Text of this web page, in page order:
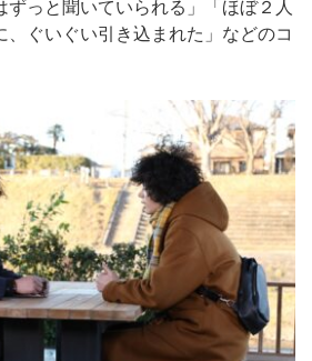
ずっと聞いていられる」「ほぼ２人
、ぐいぐい引き込まれた」などのコ